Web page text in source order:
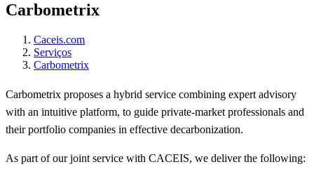
Carbometrix
Caceis.com
Serviços
Carbometrix
Carbometrix proposes a hybrid service combining expert advisory
with an intuitive platform, to guide private-market professionals and
their portfolio companies in effective decarbonization.
As part of our joint service with CACEIS, we deliver the following: